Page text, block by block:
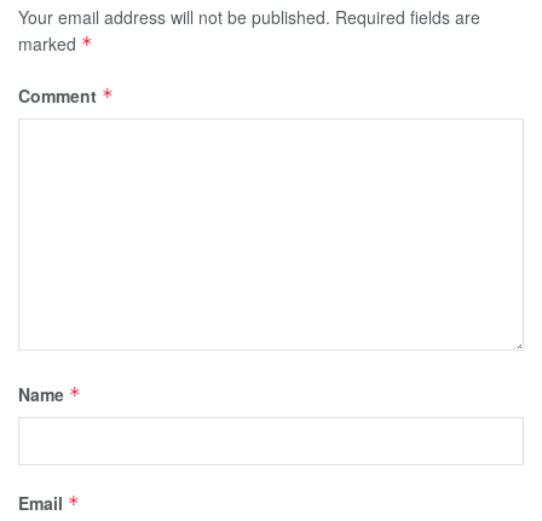
Your email address will not be published. Required fields are
marked *
Comment *
Name *
Email *